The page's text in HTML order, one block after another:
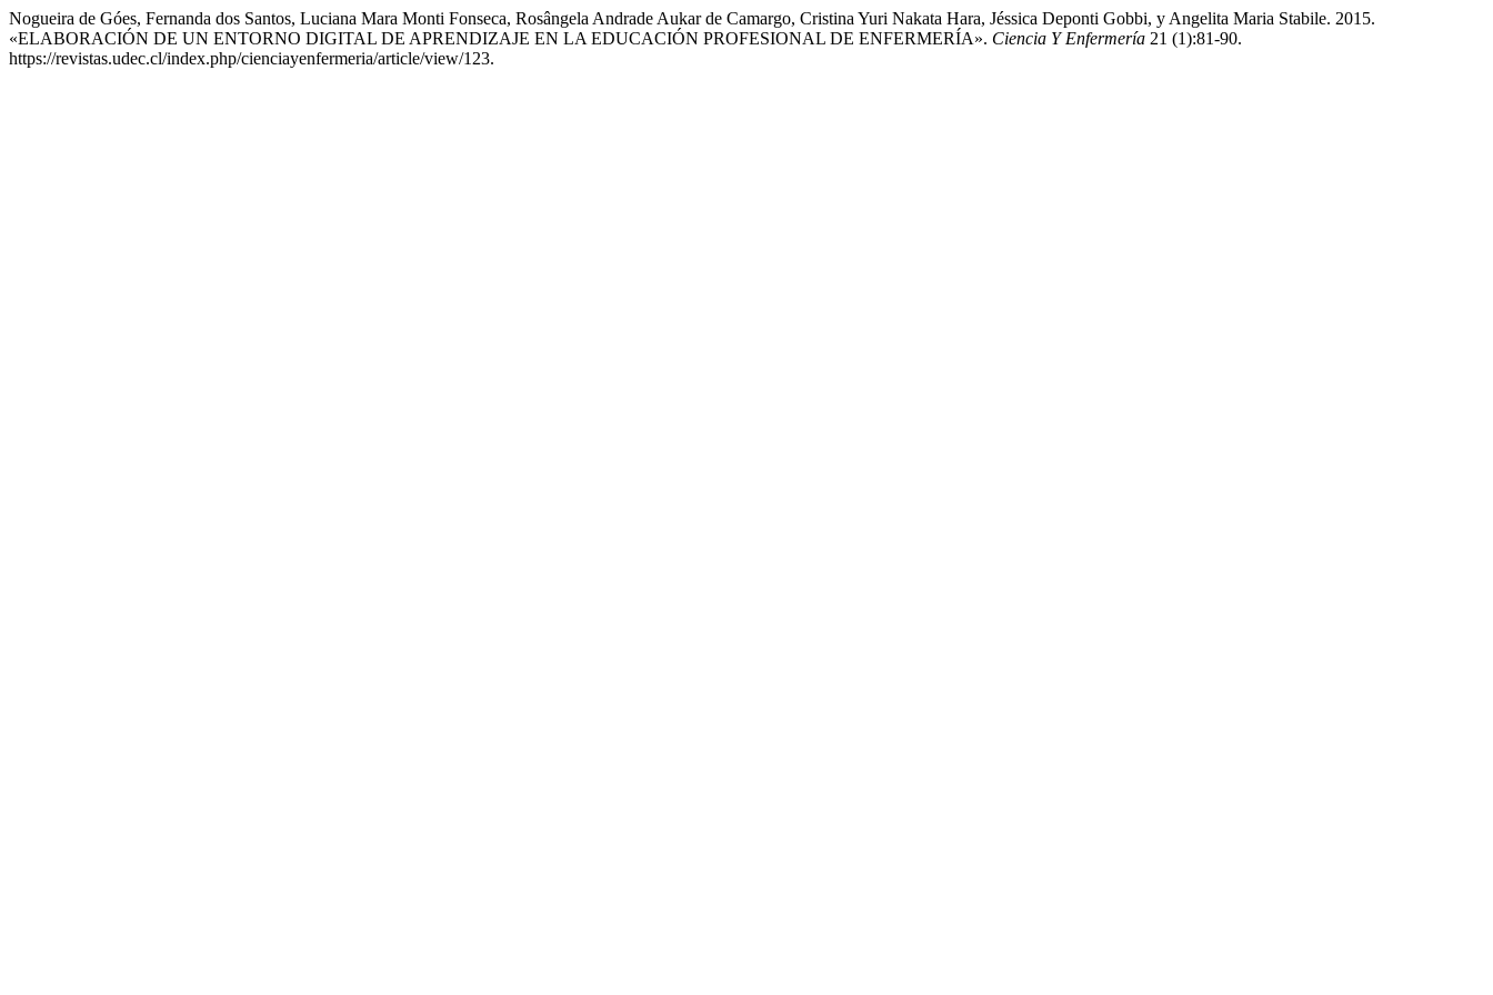
Nogueira de Góes, Fernanda dos Santos, Luciana Mara Monti Fonseca, Rosângela Andrade Aukar de Camargo, Cristina Yuri Nakata Hara, Jéssica Deponti Gobbi, y Angelita Maria Stabile. 2015.
«ELABORACIÓN DE UN ENTORNO DIGITAL DE APRENDIZAJE EN LA EDUCACIÓN PROFESIONAL DE ENFERMERÍA». Ciencia Y Enfermería 21 (1):81-90.
https://revistas.udec.cl/index.php/cienciayenfermeria/article/view/123.